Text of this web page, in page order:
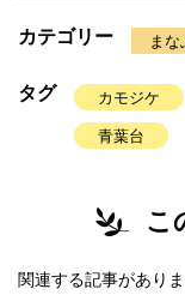
カテゴリー まな
タグ カモジケ
青葉台
こ
関連する記事がありま